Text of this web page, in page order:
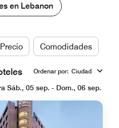
en Lebanon
Precio Comodidades
Ordenar por: Ciudad
Sáb., 05 sep. - Dom., 06 sep.